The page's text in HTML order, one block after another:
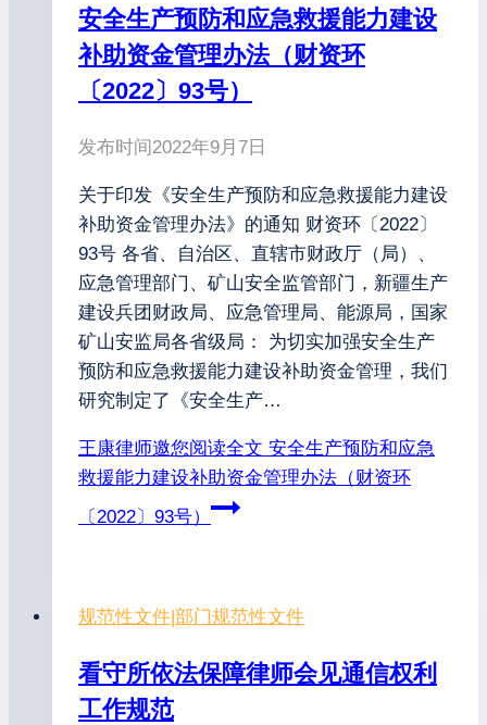
安全生产预防和应急救援能力建设
补助资金管理办法（财资环
〔2022〕93号）
发布时间2022年9月7日
关于印发《安全生产预防和应急救援能力建设
补助资金管理办法》的通知 财资环〔2022〕
93号 各省、自治区、直辖市财政厅（局）、
应急管理部门、矿山安全监管部门，新疆生产
建设兵团财政局、应急管理局、能源局，国家
矿山安监局各省级局： 为切实加强安全生产
预防和应急救援能力建设补助资金管理，我们
研究制定了《安全生产…
王康律师邀您阅读全文 安全生产预防和应急
救援能力建设补助资金管理办法（财资环
〔2022〕93号）
规范性文件|部门规范性文件
看守所依法保障律师会见通信权利
工作规范